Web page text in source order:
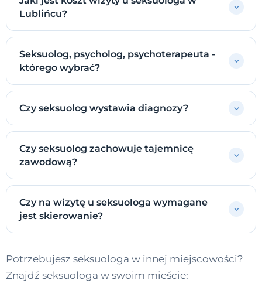
Lublińcu?
Seksuolog, psycholog, psychoterapeuta -
którego wybrać?
Czy seksuolog wystawia diagnozy?
Czy seksuolog zachowuje tajemnicę
zawodową?
Czy na wizytę u seksuologa wymagane
jest skierowanie?
Potrzebujesz seksuologa w innej miejscowości?
Znajdź seksuologa w swoim mieście: